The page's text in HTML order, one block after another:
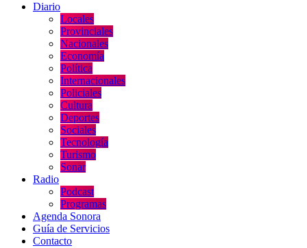
Diario
Locales
Provinciales
Nacionales
Economía
Política
Internacionales
Policiales
Cultura
Deportes
Sociales
Tecnología
Turismo
Sonar
Radio
Podcast
Programas
Agenda Sonora
Guía de Servicios
Contacto